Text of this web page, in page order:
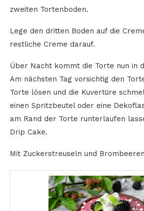
zweiten Tortenboden.
Lege den dritten Boden auf die
restliche Creme darauf.
Über Nacht kommt die Torte nun in
Am nächsten Tag vorsichtig den
Torte lösen und die Kuvertüre
einen Spritzbeutel oder eine
am Rand der Torte runterlaufen
Drip Cake.
Mit Zuckerstreuseln und Brombeeren